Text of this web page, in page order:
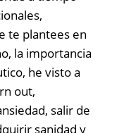
te plantees en
la importancia
he visto a
out,
salir de
sanidad y